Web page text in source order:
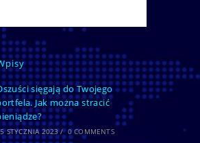
sięgają do Twojego
Jak można stracić
STYCZNIA 2023 / 0 COMMENTS